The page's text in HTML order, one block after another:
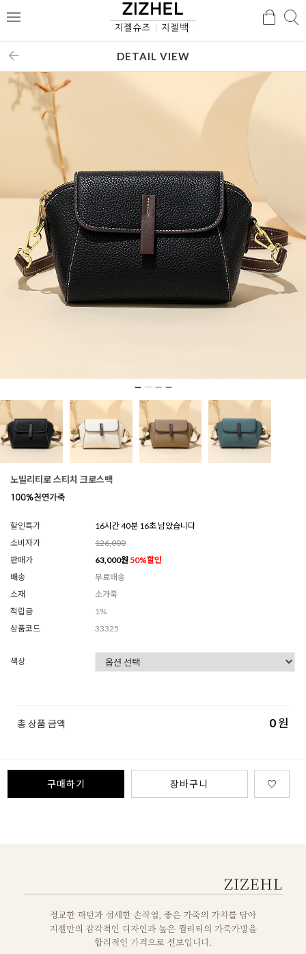
메
검
DETAIL VIEW
노빌리티로 스티치 크로스백
할인특가
16시간 40분 12초 남았습니다
소비자가
126,000
판매가
63,000원 50%할인
배송
무료배송
소재
소가죽
적립금
1%
상품코드
33325
색상
총 상품 금액 0원
구매하기 장바구니 ♡